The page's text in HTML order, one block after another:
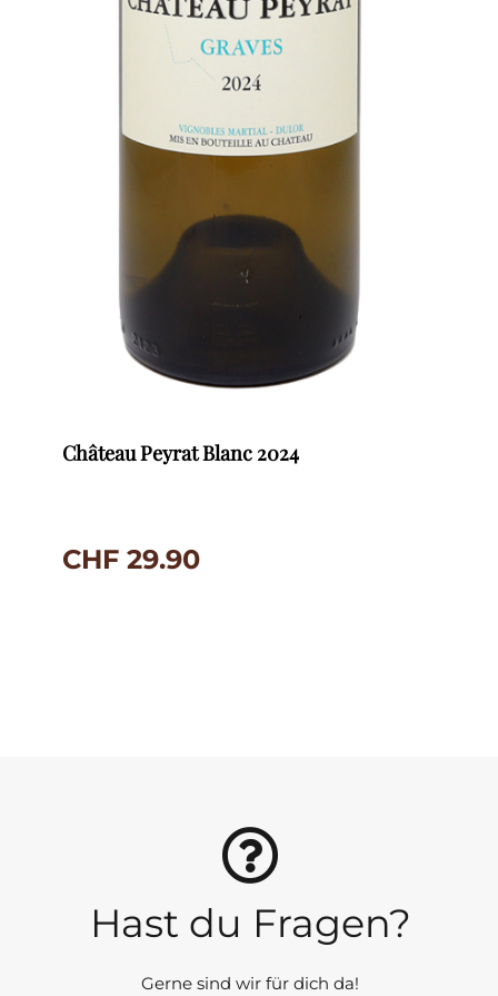
Château Peyrat Blanc 2024
CHF 29.90
Hast du Fragen?
Gerne sind wir für dich da!